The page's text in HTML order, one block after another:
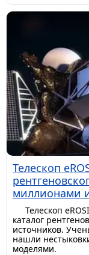
Телескоп
миллионами
Телескоп
каталог
источников.
нашли
моделями.